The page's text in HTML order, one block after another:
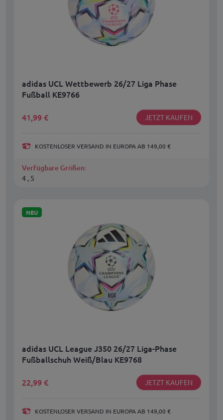
adidas UCL Wettbewerb 26/27 Liga Phase
Fußball KE9766
41,99 € JETZT KAUFEN
KOSTENLOSER VERSAND IN EUROPA AB 149,00 €
Verfügbare Größen:
4 , 5
NEU
adidas UCL League J350 26/27 Liga-Phase
Fußballschuh Weiß/Blau KE9768
22,99 € JETZT KAUFEN
KOSTENLOSER VERSAND IN EUROPA AB 149,00 €